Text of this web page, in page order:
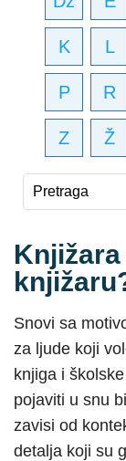
K L
P R
Z Ž
Snovi sa
za ljude koji
knjiga i
pojaviti u snu
zavisi od
detalja koji su